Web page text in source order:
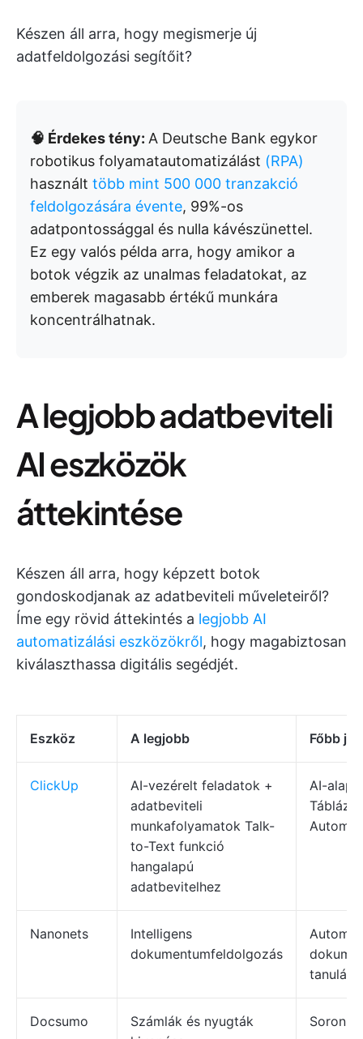
Készen áll arra, hogy megismerje új
adatfeldolgozási segítőit?
🧠 Érdekes tény: A Deutsche Bank egykor
robotikus folyamatautomatizálást (RPA)
használt több mint 500 000 tranzakció
feldolgozására évente, 99%-os
adatpontossággal és nulla kávészünettel.
Ez egy valós példa arra, hogy amikor a
botok végzik az unalmas feladatokat, az
emberek magasabb értékű munkára
koncentrálhatnak.
A legjobb adatbeviteli
AI eszközök
áttekintése
Készen áll arra, hogy képzett botok
gondoskodjanak az adatbeviteli műveleteiről?
Íme egy rövid áttekintés a legjobb AI
automatizálási eszközökről, hogy magabiztosan
kiválaszthassa digitális segédjét.
Eszköz A legjobb Főbb
ClickUp
AI-vezérelt feladatok +
adatbeviteli
munkafolyamatok Talk-
to-Text funkció
hangalapú
adatbevitelhez
AI-
Nanonets
Intelligens
dokumentumfeldolgozás
tanulás
Docsumo
Számlák és nyugták